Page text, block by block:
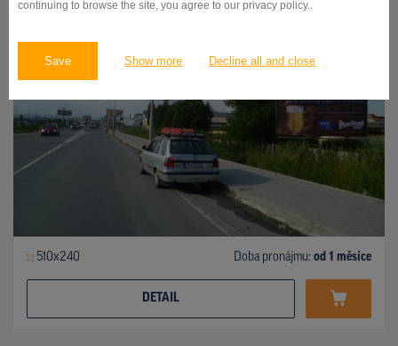
continuing to browse the site, you agree to our privacy policy..
Save Show more Decline all and close
510x240 Doba pronájmu: od 1 měsíce
DETAIL